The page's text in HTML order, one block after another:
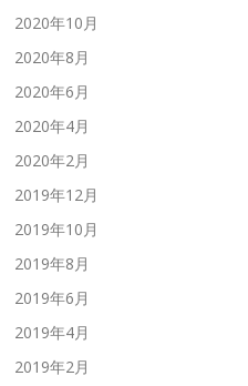
2020年10月
2020年8月
2020年6月
2020年4月
2020年2月
2019年12月
2019年10月
2019年8月
2019年6月
2019年4月
2019年2月